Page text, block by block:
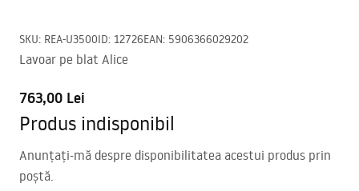
SKU: REA-U3500ID: 12726EAN: 5906366029202
Lavoar pe blat Alice
763,00 Lei
Produs indisponibil
Anunțați-mă despre disponibilitatea acestui produs prin
poștă.